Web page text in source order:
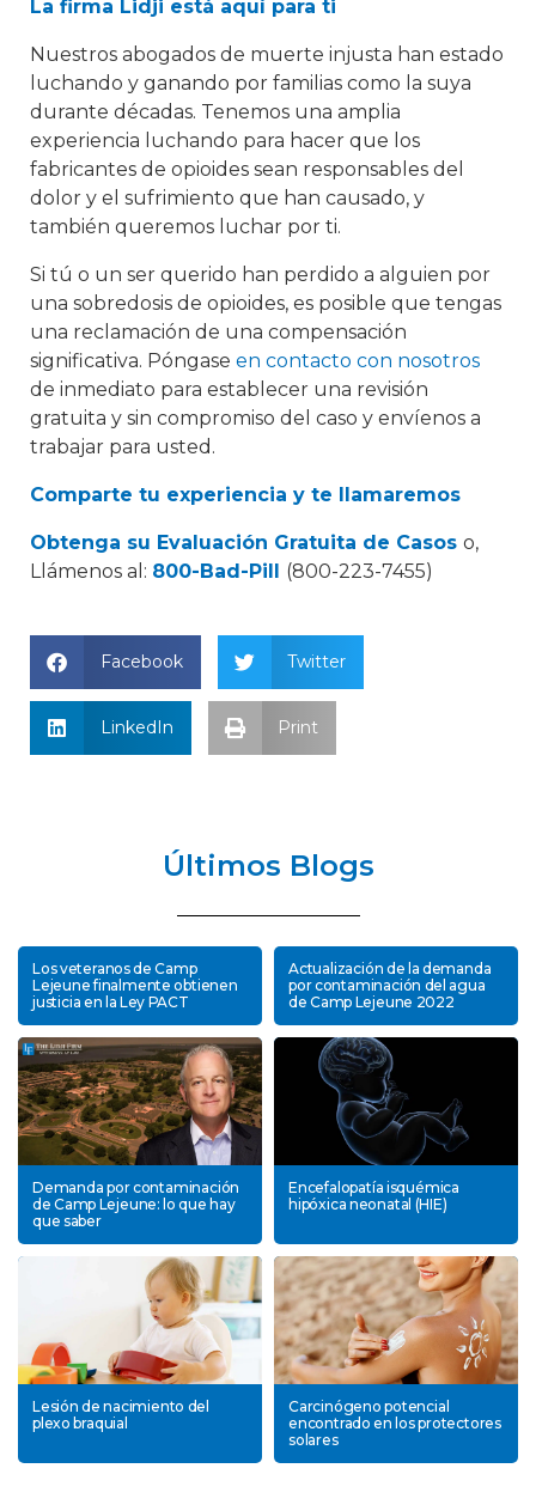
La firma Lidji está aquí para ti
Nuestros abogados de muerte injusta han estado
luchando y ganando por familias como la suya
durante décadas. Tenemos una amplia
experiencia luchando para hacer que los
fabricantes de opioides sean responsables del
dolor y el sufrimiento que han causado, y
también queremos luchar por ti.
Si tú o un ser querido han perdido a alguien por
una sobredosis de opioides, es posible que tengas
una reclamación de una compensación
significativa. Póngase en contacto con nosotros
de inmediato para establecer una revisión
gratuita y sin compromiso del caso y envíenos a
trabajar para usted.
Comparte tu experiencia y te llamaremos
Obtenga su Evaluación Gratuita de Casos o,
Llámenos al: 800-Bad-Pill (800-223-7455)
Facebook Twitter
LinkedIn Print
Últimos Blogs
Los veteranos de Camp
Lejeune finalmente obtienen
justicia en la Ley PACT
Actualización de la demanda
por contaminación del agua
de Camp Lejeune 2022
Demanda por contaminación
de Camp Lejeune: lo que hay
que saber
Encefalopatía isquémica
hipóxica neonatal (HIE)
Lesión de nacimiento del
plexo braquial
Carcinógeno potencial
encontrado en los protectores
solares